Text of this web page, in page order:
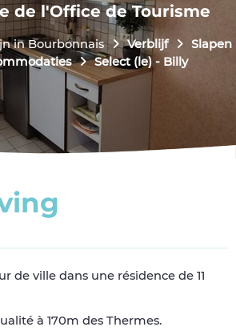
de l'Office de Tourisme
in Bourbonnais Verblijf
Slapen
Select (le) - Billy
ing
de ville dans une résidence de 11
à 170m des Thermes.